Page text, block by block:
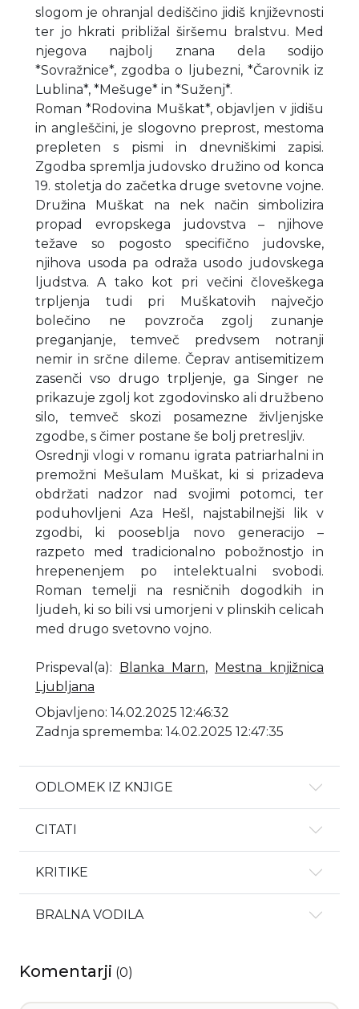
slogom je ohranjal dediščino jidiš književnosti
ter jo hkrati približal širšemu bralstvu. Med
njegova najbolj znana dela sodijo
*Sovražnice*, zgodba o ljubezni, *Čarovnik iz
Lublina*, *Mešuge* in *Suženj*.
Roman *Rodovina Muškat*, objavljen v jidišu
in angleščini, je slogovno preprost, mestoma
prepleten s pismi in dnevniškimi zapisi.
Zgodba spremlja judovsko družino od konca
19. stoletja do začetka druge svetovne vojne.
Družina Muškat na nek način simbolizira
propad evropskega judovstva – njihove
težave so pogosto specifično judovske,
njihova usoda pa odraža usodo judovskega
ljudstva. A tako kot pri večini človeškega
trpljenja tudi pri Muškatovih največjo
bolečino ne povzroča zgolj zunanje
preganjanje, temveč predvsem notranji
nemir in srčne dileme. Čeprav antisemitizem
zasenči vso drugo trpljenje, ga Singer ne
prikazuje zgolj kot zgodovinsko ali družbeno
silo, temveč skozi posamezne življenjske
zgodbe, s čimer postane še bolj pretresljiv.
Osrednji vlogi v romanu igrata patriarhalni in
premožni Mešulam Muškat, ki si prizadeva
obdržati nadzor nad svojimi potomci, ter
poduhovljeni Aza Hešl, najstabilnejši lik v
zgodbi, ki pooseblja novo generacijo –
razpeto med tradicionalno pobožnostjo in
hrepenenjem po intelektualni svobodi.
Roman temelji na resničnih dogodkih in
ljudeh, ki so bili vsi umorjeni v plinskih celicah
med drugo svetovno vojno.
Prispeval(a): Blanka Marn,
Mestna knjižnica
Ljubljana
Objavljeno: 14.02.2025 12:46:32
Zadnja sprememba: 14.02.2025 12:47:35
ODLOMEK IZ KNJIGE
CITATI
KRITIKE
BRALNA VODILA
Komentarji (0)